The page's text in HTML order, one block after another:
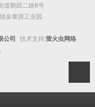
道鹅田二路8号
金泰源工业园
公司 技术支持:萤火虫网络